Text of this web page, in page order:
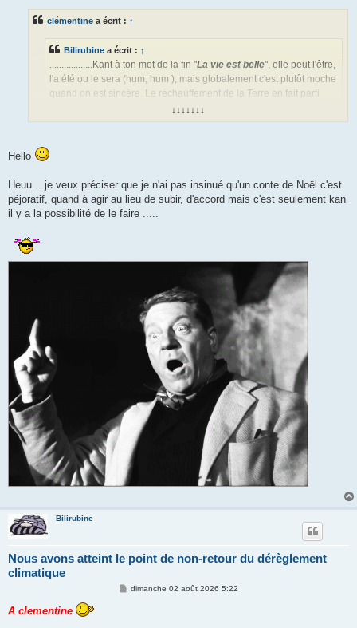
a
clémentine a écrit : ↑
Bilirubine a écrit : ↑
..................Kant à ton mot de la fin "La vie est belle", elle peut l'être,
l'a été ou le sera (hum, hum ), mais globalement c'est plutôt moche
quand on est sincère. Le réchauffement de la Terre en fait parti
Chercher le neutre et agir sur ce qui dépend de moi au lieu de subir, ce
discipline rationnelle.
↓↓↓↓↓↓↓
Hello
Heuu... je veux préciser que je n'ai pas insinué qu'un conte de Noël c'est
péjoratif, quand à agir au lieu de subir, d'accord mais c'est seulement kan
il y a la possibilité de le faire .....
Bilirubine
Nous avons atteint le point de non-retour du dérèglement
climatique
Mdimanche 02 août 2026 5:22
A clementine